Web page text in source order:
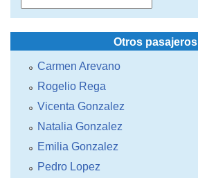
Otros pasajeros
Carmen Arevano
Rogelio Rega
Vicenta Gonzalez
Natalia Gonzalez
Emilia Gonzalez
Pedro Lopez